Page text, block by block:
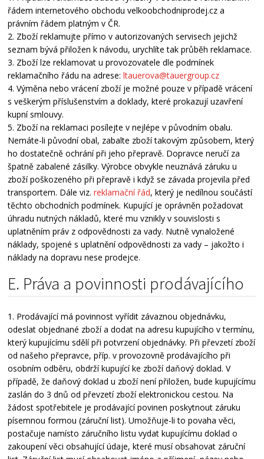
řádem internetového obchodu velkoobchodniprodej.cz a
právním řádem platným v ČR.
2. Zboží reklamujte přímo v autorizovaných servisech jejichž
seznam bývá přiložen k návodu, urychlíte tak průběh reklamace.
3. Zboží lze reklamovat u provozovatele dle podmínek
reklamačního řádu na adrese:ltauerova@tauergroup.cz
4. Výměna nebo vrácení zboží je možné pouze v případě vrácení
s veškerým příslušenstvím a doklady, které prokazují uzavření
kupní smlouvy.
5. Zboží na reklamaci posílejte v nejlépe v původním obalu.
Nemáte-li původní obal, zabalte zboží takovým způsobem, který
ho dostatečně ochrání při jeho přepravě. Dopravce neručí za
špatně zabalené zásilky. Výrobce obvykle neuznává záruku u
zboží poškozeného při přepravě i když se závada projevila před
transportem. Dále viz.reklamační řád, který je nedílnou součástí
těchto obchodních podmínek. Kupující je oprávněn požadovat
úhradu nutných nákladů, které mu vznikly v souvislosti s
uplatněním práv z odpovědnosti za vady. Nutně vynaložené
náklady, spojené s uplatnění odpovědnosti za vady – jakožto i
náklady na dopravu nese prodejce.
E. Práva a povinnosti prodávajícího
1. Prodávající má povinnost vyřídit závaznou objednávku,
odeslat objednané zboží a dodat na adresu kupujícího v termínu,
který kupujícímu sdělí při potvrzení objednávky. Při převzetí zboží
od našeho přepravce, příp. v provozovně prodávajícího při
osobním odběru, obdrží kupující ke zboží daňový doklad. V
případě, že daňový doklad u zboží není přiložen, bude kupujícímu
zaslán do 3 dnů od převzetí zboží elektronickou cestou. Na
žádost spotřebitele je prodávající povinen poskytnout záruku
písemnou formou (záruční list). Umožňuje-li to povaha věci,
postačuje namísto záručního listu vydat kupujícímu doklad o
zakoupení věci obsahující údaje, které musí obsahovat záruční